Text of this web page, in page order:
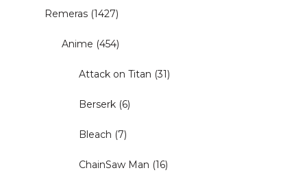
Remeras (1427)
Anime (454)
Attack on Titan (31)
Berserk (6)
Bleach (7)
ChainSaw Man (16)